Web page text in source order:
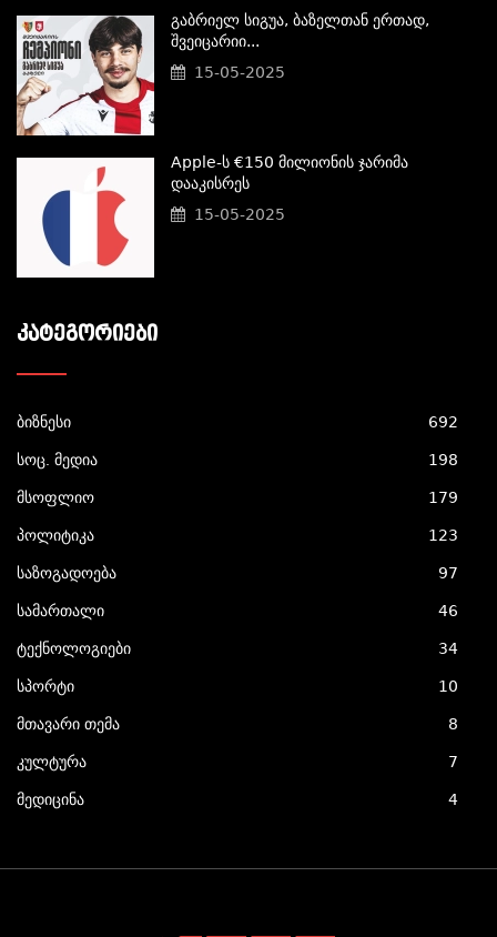
Გაბრიელ Სიგუა, Ბაზელთან Ერთად,
Შვეიცარიი...
15-05-2025
Apple-Ს €150 Მილიონის Ჯარიმა
Დააკისრეს
15-05-2025
ᲙᲐᲢᲔᲒᲝᲠᲘᲔᲑᲘ
ბიზნესი 692
სოც. მედია 198
მსოფლიო 179
პოლიტიკა 123
საზოგადოება 97
სამართალი 46
ტექნოლოგიები 34
სპორტი 10
მთავარი თემა 8
კულტურა 7
მედიცინა 4